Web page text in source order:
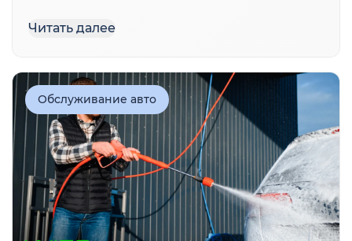
оценке их платежеспособности позволило
избежать ситуаций, когда человек просто не
Читать далее
Обслуживание авто